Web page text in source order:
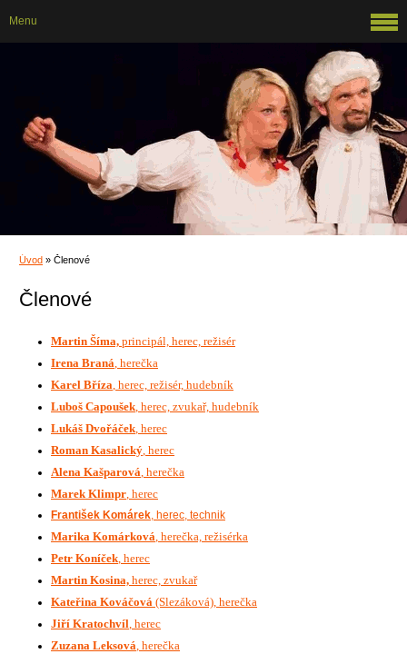
Úvod » Členové
Členové
Martin Šíma, principál, herec, režisér
Irena Braná, herečka
Karel Bříza, herec, režisér, hudebník
Luboš Capoušek, herec, zvukař, hudebník
Lukáš Dvořáček, herec
Roman Kasalický, herec
Alena Kašparová, herečka
Marek Klimpr, herec
František Komárek, herec, technik
Marika Komárková, herečka, režisérka
Petr Koníček, herec
Martin Kosina, herec, zvukař
Kateřina Kováčová (Slezáková), herečka
Jiří Kratochvíl, herec
Zuzana Leksová, herečka
Menu